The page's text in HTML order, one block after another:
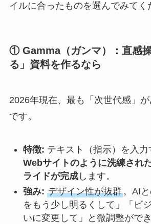
イルに合ったものを選んでみてく
① Gamma（ガンマ）：直感
る」資料を作るなら
2026年現在、最も「次世代感」
です。
特徴: テキスト（指示）を入力
Webサイトのように洗練され
ライドが完成します。
強み: デザイン性が抜群。AI
をもう少し明るくして」「ビ
いに変更して」と微調整がで